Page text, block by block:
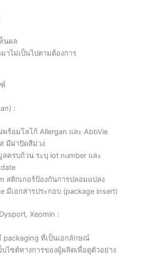
นผล
าไม่เป็นไปตามต้องการ
:
พร้อมโลโก้ Allergan และ AbbVie
มีฝาปิดสีม่วง
ครบถ้วน ระบุ lot number และ
สติกเกอร์ป้องกันการปลอมแปลง
มีเอกสารประกอบ (package insert)
Xeomin :
packaging ที่เป็นเอกลักษณ์
บไซต์ทางการของผู้ผลิตเพื่อดูตัวอย่าง